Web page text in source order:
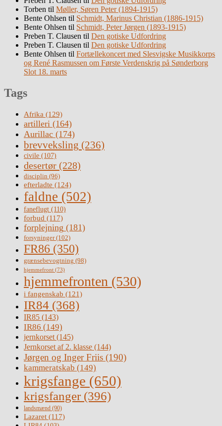
Torben til Møller, Søren Peter (1894-1915)
Bente Ohlsen til Schmidt, Marinus Christian (1886-1915)
Bente Ohlsen til Schmidt, Peter Jørgen (1893-1915)
Preben T. Clausen til Den gotiske Udfordring
Preben T. Clausen til Den gotiske Udfordring
Bente Ohlsen til Fortællekoncert med Slesvigske Musikkorps
og René Rasmussen om Første Verdenskrig på Sønderborg
Slot 18. marts
Tags
Afrika (129)
artilleri (164)
Aurillac (174)
brevveksling (236)
civile (107)
desertør (228)
disciplin (96)
efterladte (124)
faldne (502)
faneflugt (110)
forbud (117)
forplejning (181)
forsyninger(102)
FR86 (350)
grænsebevogtning (98)
hjemmefront (73)
hjemmefronten (530)
i fangenskab (121)
IR84 (368)
IR85 (143)
IR86 (149)
jernkorset(145)
Jernkorset af 2. klasse (144)
Jørgen og Inger Friis (190)
kammeratskab (149)
krigsfange (650)
krigsfanger (396)
landsmænd (90)
Lazaret (117)